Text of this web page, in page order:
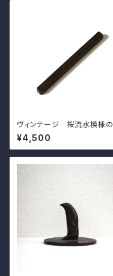
ヴィンテージ 桜流水模様の
鎮 l20.0cm Vintage
ese Mteal Paperweight,
arved Design of Sakura
ream 20th C
¥4,500